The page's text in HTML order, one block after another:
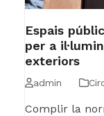
Espais
per a
exteriors
admin
Complir la